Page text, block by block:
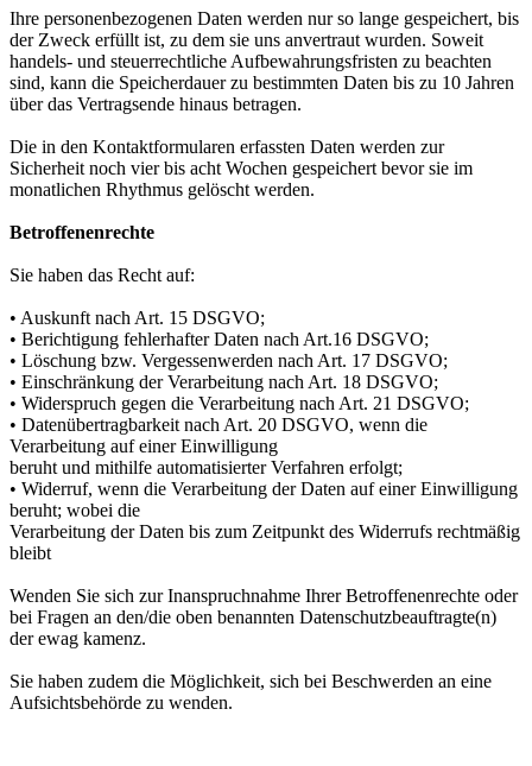
Ihre personenbezogenen Daten werden nur so lange gespeichert, bis
der Zweck erfüllt ist, zu dem sie uns anvertraut wurden. Soweit
handels- und steuerrechtliche Aufbewahrungsfristen zu beachten
sind, kann die Speicherdauer zu bestimmten Daten bis zu 10 Jahren
über das Vertragsende hinaus betragen.
Die in den Kontaktformularen erfassten Daten werden zur
Sicherheit noch vier bis acht Wochen gespeichert bevor sie im
monatlichen Rhythmus gelöscht werden.
Betroffenenrechte
Sie haben das Recht auf:
• Auskunft nach Art. 15 DSGVO;
• Berichtigung fehlerhafter Daten nach Art.16 DSGVO;
• Löschung bzw. Vergessenwerden nach Art. 17 DSGVO;
• Einschränkung der Verarbeitung nach Art. 18 DSGVO;
• Widerspruch gegen die Verarbeitung nach Art. 21 DSGVO;
• Datenübertragbarkeit nach Art. 20 DSGVO, wenn die
Verarbeitung auf einer Einwilligung
beruht und mithilfe automatisierter Verfahren erfolgt;
• Widerruf, wenn die Verarbeitung der Daten auf einer Einwilligung
beruht; wobei die
Verarbeitung der Daten bis zum Zeitpunkt des Widerrufs rechtmäßig
bleibt
Wenden Sie sich zur Inanspruchnahme Ihrer Betroffenenrechte oder
bei Fragen an den/die oben benannten Datenschutzbeauftragte(n)
der ewag kamenz.
Sie haben zudem die Möglichkeit, sich bei Beschwerden an eine
Aufsichtsbehörde zu wenden.